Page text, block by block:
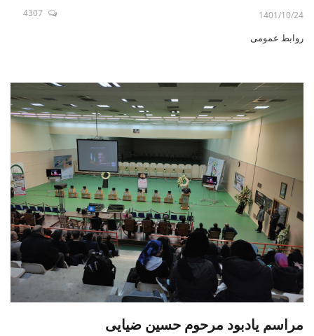
1401/10/24
4307
روابط عمومی
مراسم یادبود مرحوم حسین ضیایی